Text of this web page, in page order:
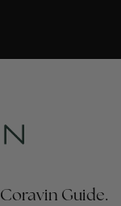
Guide.